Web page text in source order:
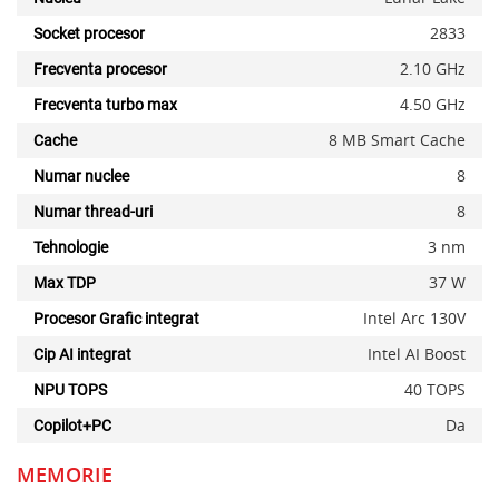
Socket procesor 2833
Frecventa procesor 2.10 GHz
Frecventa turbo max 4.50 GHz
Cache 8 MB Smart Cache
Numar nuclee 8
Numar thread-uri 8
Tehnologie 3 nm
Max TDP 37 W
Procesor Grafic integrat Intel Arc 130V
Cip AI integrat Intel AI Boost
NPU TOPS 40 TOPS
Copilot+PC Da
MEMORIE